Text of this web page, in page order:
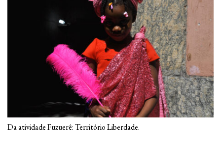
Da atividade Fuzuerê: Território Liberdade.